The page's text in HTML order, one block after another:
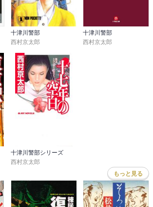
十津川警部
西村京太郎
十津川警部
西村京太郎
十津川警部シリーズ
西村京太郎
もっと見る